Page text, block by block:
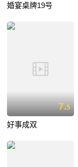
婚宴桌牌19号
7.5
好事成双